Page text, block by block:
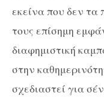
εκείνα που δεν τα
τους επίσημη
διαφημιστική
στην
σχεδιαστεί για